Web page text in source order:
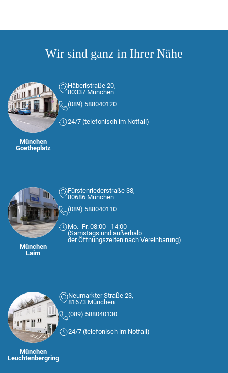
Wir sind ganz in Ihrer Nähe
München
Goetheplatz
Häberlstraße 20,
80337 München
(089) 588040120
24/7 (telefonisch im Notfall)
München
Laim
Fürstenriederstraße 38,
80686 München
(089) 588040110
Mo.- Fr. 08:00 - 14:00
(Samstags und außerhalb
der Öffnungszeiten nach Vereinbarung)
München
Leuchtenbergring
Neumarkter Straße 23,
81673 München
(089) 588040130
24/7 (telefonisch im Notfall)